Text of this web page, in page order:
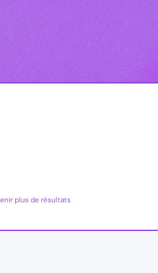
plus de résultats